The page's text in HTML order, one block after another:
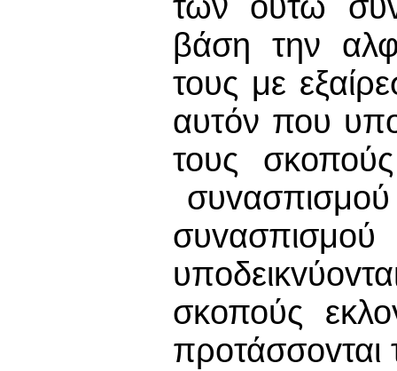
βάση την
τους με
αυτόν που
τους
σκοπούς
πρoτάσσovται